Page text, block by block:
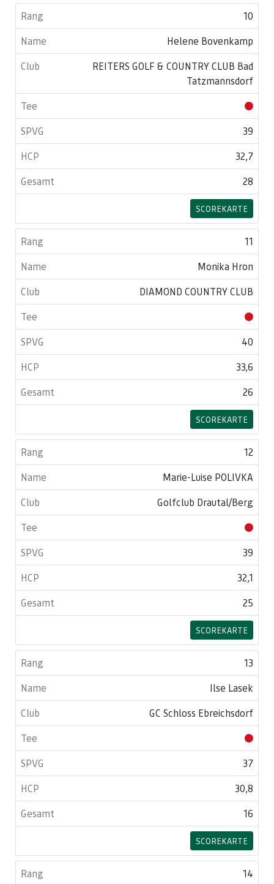
10
Helene Bovenkamp
REITERS GOLF & COUNTRY CLUB Bad
Tatzmannsdorf
39
32,7
28
SCOREKARTE
11
Monika Hron
DIAMOND COUNTRY CLUB
40
33,6
26
SCOREKARTE
12
Marie-Luise POLIVKA
Golfclub Drautal/Berg
39
32,1
25
SCOREKARTE
13
Ilse Lasek
GC Schloss Ebreichsdorf
37
30,8
16
SCOREKARTE
14